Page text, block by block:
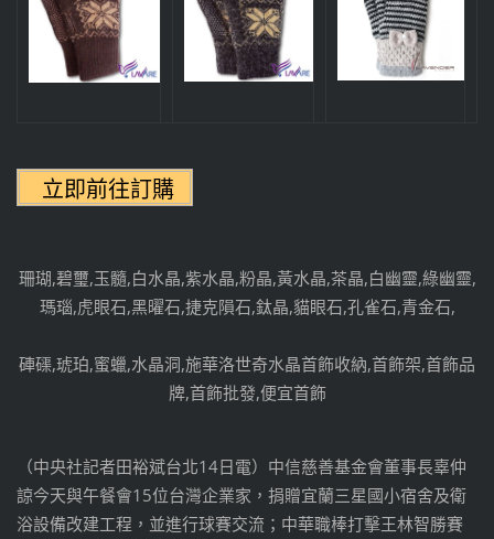
珊瑚,碧璽,玉髓,白水晶,紫水晶,粉晶,黃水晶,茶晶,白幽靈,綠幽靈,
瑪瑙,虎眼石,黑曜石,捷克隕石,鈦晶,貓眼石,孔雀石,青金石,
硨磲,琥珀,蜜蠟,水晶洞,施華洛世奇水晶首飾收納,首飾架,首飾品
牌,首飾批發,便宜首飾
（中央社記者田裕斌台北14日電）中信慈善基金會董事長辜仲
諒今天與午餐會15位台灣企業家，捐贈宜蘭三星國小宿舍及衛
浴設備改建工程，並進行球賽交流；中華職棒打擊王林智勝賽